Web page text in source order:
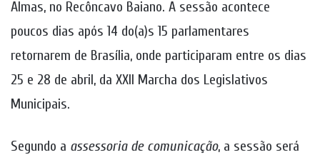
Almas, no Recôncavo Baiano. A sessão acontece
poucos dias após 14 do(a)s 15 parlamentares
retornarem de Brasília, onde participaram entre os dias
25 e 28 de abril, da XXII Marcha dos Legislativos
Municipais.
Segundo a assessoria de comunicação, a sessão será